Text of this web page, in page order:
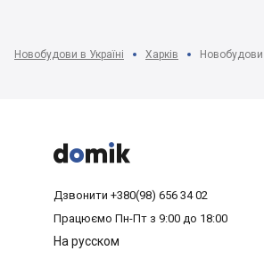
Новобудови в Україні Харків Новобудови



Дзвонити +380(98) 656 34 02
Працюємо Пн-Пт з 9:00 до 18:00
На русском